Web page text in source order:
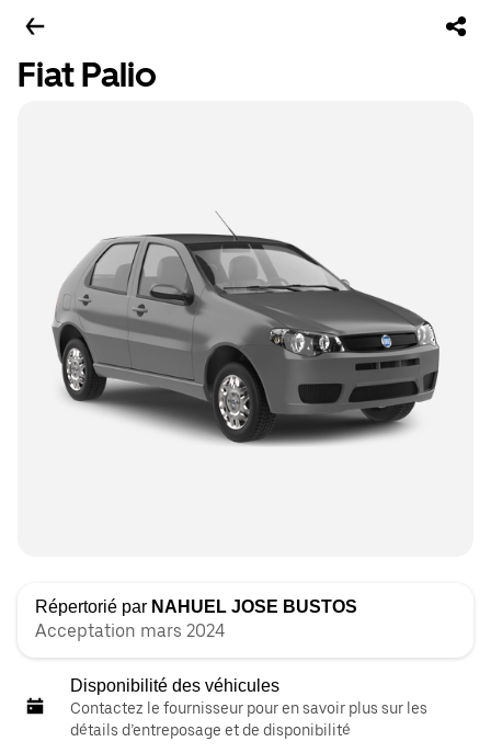
Fiat Palio
Répertorié par NAHUEL JOSE BUSTOS
Acceptation mars 2024
Disponibilité des véhicules
Contactez le fournisseur pour en savoir plus sur les
détails d’entreposage et de disponibilité